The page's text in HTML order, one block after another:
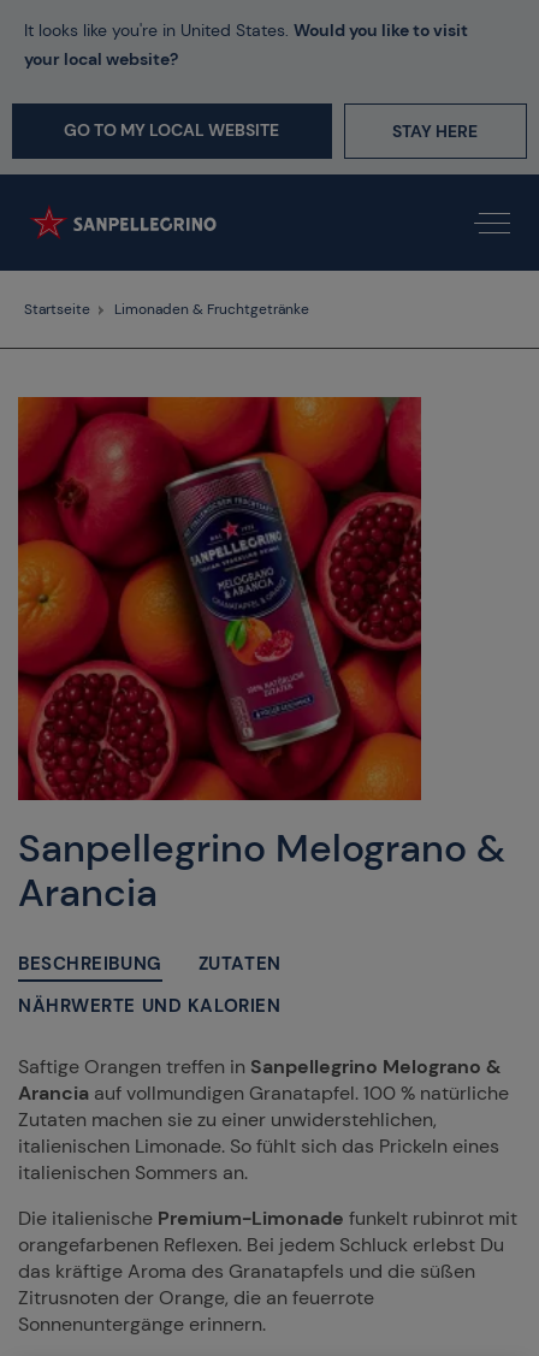
It looks like you're in United States. Would you like to visit
your local website?
GO TO MY LOCAL WEBSITE STAY HERE
Startseite Limonaden & Fruchtgetränke
Sanpellegrino Melograno &
Arancia
BESCHREIBUNG
ZUTATEN
NÄHRWERTE UND KALORIEN
Saftige Orangen treffen in Sanpellegrino Melograno &
Arancia auf vollmundigen Granatapfel. 100 % natürliche
Zutaten machen sie zu einer unwiderstehlichen,
italienischen Limonade. So fühlt sich das Prickeln eines
italienischen Sommers an.
Die italienische Premium-Limonade funkelt rubinrot mit
orangefarbenen Reflexen. Bei jedem Schluck erlebst Du
das kräftige Aroma des Granatapfels und die süßen
Zitrusnoten der Orange, die an feuerrote
Sonnenuntergänge erinnern.